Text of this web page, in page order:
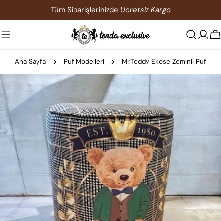
atla
Tüm Siparişlerinizde Ücretsiz Kargo
Ana Sayfa Puf Modelleri Mr.Teddy Ekose Zeminli Puf
Ürün
bilgilerine
atla
medyasını modda açın